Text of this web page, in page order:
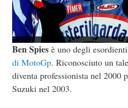
Ben Spies è uno degli
di MotoGp. Riconosciuto un
diventa professionista nel 2000
Suzuki nel 2003.